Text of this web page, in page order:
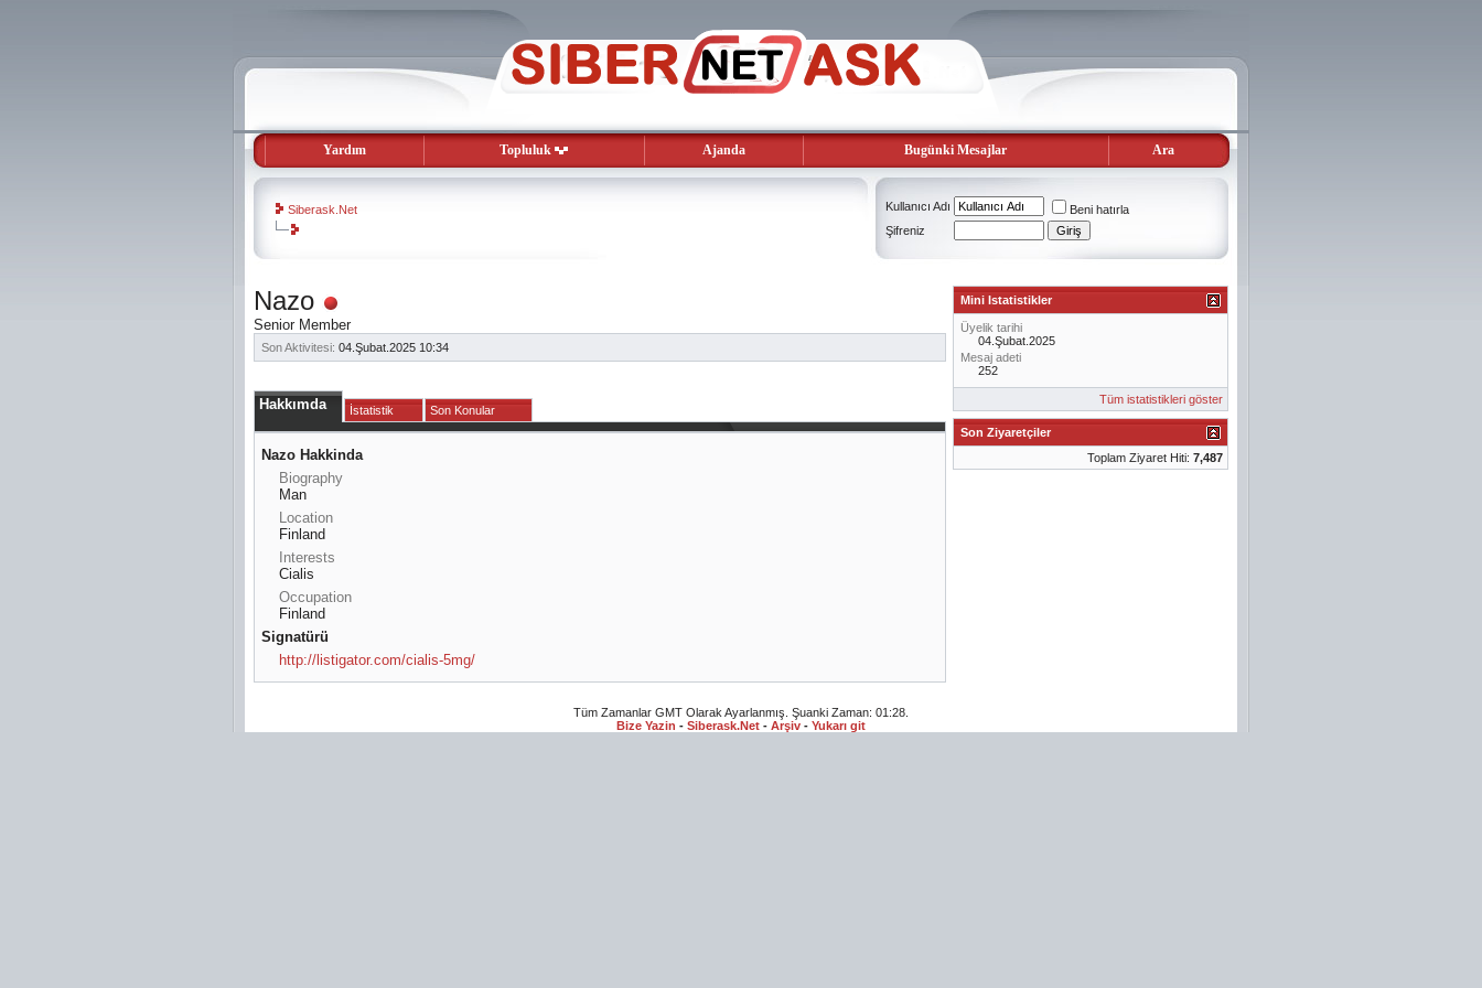
Yardım Topluluk Ajanda Bugünki Mesajlar Ara
Siberask.Net Kullanıcı Adı
Beni hatırla
Şifreniz
evooli
gaziantep
escort
gaziantep
escort
Nazo
Senior Member
Son Aktivitesi: 04.Şubat.2025 10:34
Hakkımda İstatistik Son Konular
Nazo Hakkinda
Biography
Man
Location
Finland
Interests
Cialis
Occupation
Finland
Signatürü
http://listigator.com/cialis-5mg/
Mini Istatistikler
Üyelik tarihi
04.Şubat.2025
Mesaj adeti
252
Tüm istatistikleri göster
Son Ziyaretçiler
Toplam Ziyaret Hiti: 7,487
Tüm Zamanlar GMT Olarak Ayarlanmış. Şuanki Zaman: 01:28
Bize Yazin - Siberask.Net - Arşiv - Yukarı git